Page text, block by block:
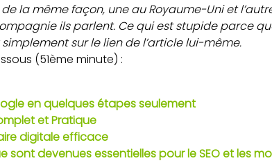
la même façon, une au Royaume-Uni et
ils parlent. Ce qui est stupide parce
sur le lien de l’article lui-même.
(51ème minute) :
en quelques étapes seulement
et Pratique
digitale efficace
sont devenues essentielles pour le SEO et les